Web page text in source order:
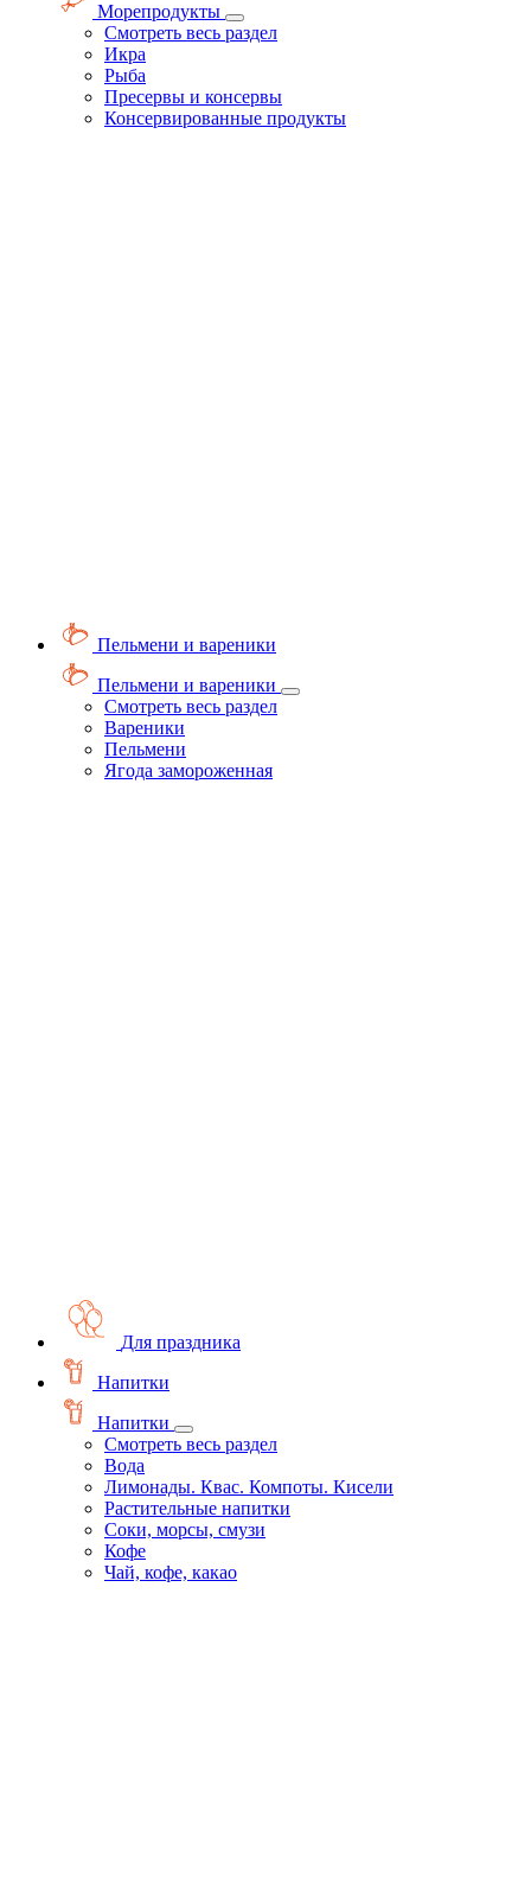
Морепродукты
Смотреть весь раздел
Икра
Рыба
Пресервы и консервы
Консервированные продукты
Пельмени и вареники
Пельмени и вареники
Смотреть весь раздел
Вареники
Пельмени
Ягода замороженная
Для праздника
Напитки
Напитки
Смотреть весь раздел
Вода
Лимонады. Квас. Компоты. Кисели
Растительные напитки
Соки, морсы, смузи
Кофе
Чай, кофе, какао